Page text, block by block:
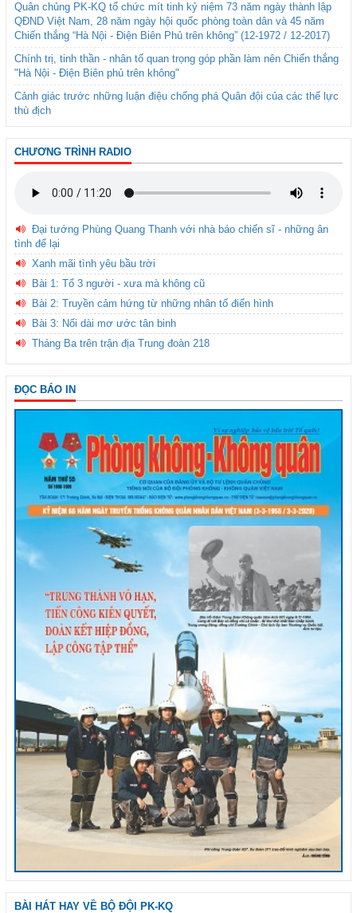
Quân chủng PK-KQ tổ chức mít tinh kỷ niệm 73 năm ngày thành lập
QĐND Việt Nam, 28 năm ngày hội quốc phòng toàn dân và 45 năm
Chiến thắng “Hà Nội - Điện Biên Phủ trên không” (12-1972 / 12-2017)
Chính trị, tinh thần - nhân tố quan trọng góp phần làm nên Chiến thắng
"Hà Nội - Điện Biên phủ trên không"
Cảnh giác trước những luận điệu chống phá Quân đội của các thế lực
thù địch
CHƯƠNG TRÌNH RADIO
Đại tướng Phùng Quang Thanh với nhà báo chiến sĩ - những ân
tình để lại
Xanh mãi tình yêu bầu trời
Bài 1: Tổ 3 người - xưa mà không cũ
Bài 2: Truyền cảm hứng từ những nhân tố điển hình
Bài 3: Nối dài mơ ước tân binh
Tháng Ba trên trận địa Trung đoàn 218
ĐỌC BÁO IN
BÀI HÁT HAY VỀ BỘ ĐỘI PK-KQ